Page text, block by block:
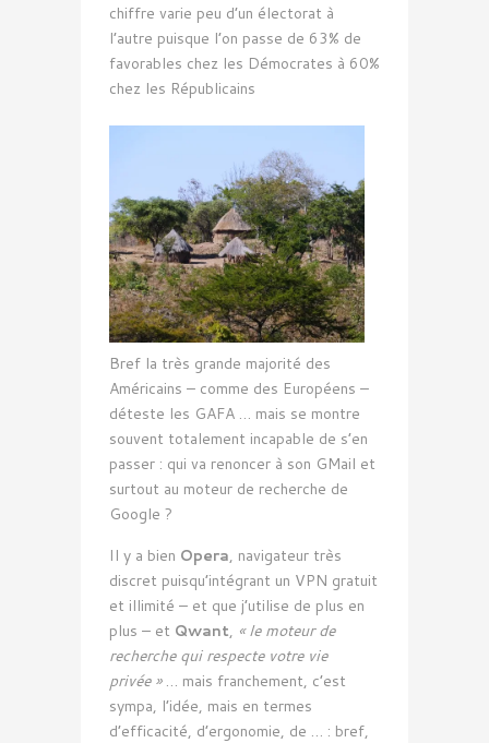
chiffre varie peu d’un électorat à
l’autre puisque l’on passe de 63% de
favorables chez les Démocrates à 60%
chez les Républicains
Bref la très grande majorité des
Américains – comme des Européens –
déteste les GAFA … mais se montre
souvent totalement incapable de s’en
passer : qui va renoncer à son GMail et
surtout au moteur de recherche de
Google ?
Il y a bien Opera, navigateur très
discret puisqu’intégrant un VPN gratuit
et illimité – et que j’utilise de plus en
plus – et Qwant, « le moteur de
recherche qui respecte votre vie
privée »… mais franchement, c’est
sympa, l’idée, mais en termes
d’efficacité, d’ergonomie, de … : bref,